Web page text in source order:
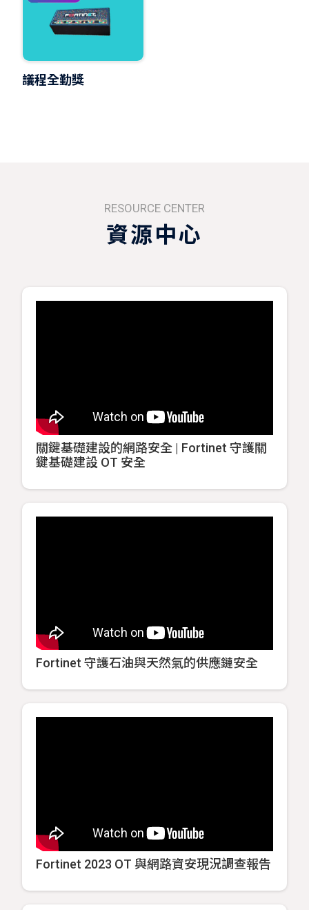
議程全勤獎
RESOURCE CENTER
資源中心
關鍵基礎建設的網路安全 | Fortinet 守護關
鍵基礎建設 OT 安全
Fortinet 守護石油與天然氣的供應鏈安全
Fortinet 2023 OT 與網路資安現況調查報告